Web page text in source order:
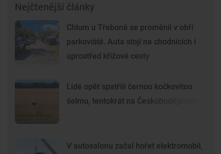
Nejčtenější články
Chlum u Třeboně se proměnil v obří
parkoviště. Auta stojí na chodnících i
uprostřed křížové cesty
Lidé opět spatřili černou kočkovitou
šelmu, tentokrát na Českobudějovicku
V autosalonu začal hořet elektromobil,